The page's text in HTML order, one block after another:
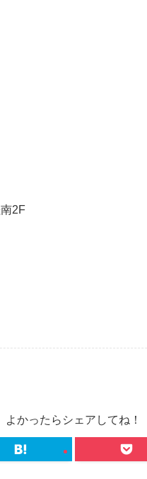
2F
よかったらシェアしてね！